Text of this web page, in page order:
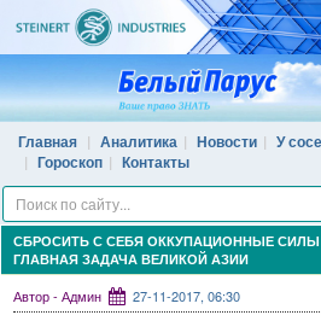
Главная Аналитика Новости У
Гороскоп
Контакты
СБРОСИТЬ С СЕБЯ ОККУПАЦИОННЫЕ
ГЛАВНАЯ ЗАДАЧА ВЕЛИКОЙ АЗИИ
Автор - Админ 27-11-2017, 06:30